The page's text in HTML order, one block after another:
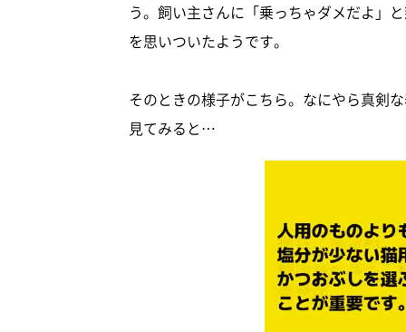
う。飼い主さんに「乗っちゃダメだよ」
を思いついたようです。
そのときの様子がこちら。なにやら真剣
見てみると…